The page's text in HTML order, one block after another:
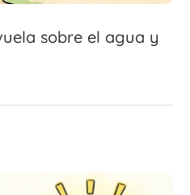
sobre el agua y